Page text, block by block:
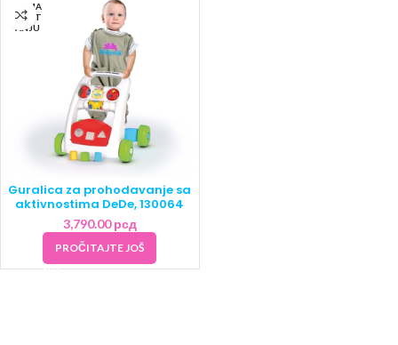
NEMA
NA ST
ANJU
Guralica za prohodavanje sa
aktivnostima DeDe, 130064
3,790.00рсд
PROČITAJTE JOŠ